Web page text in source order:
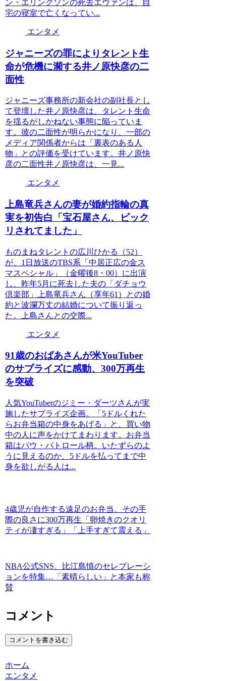
ン・エリングソンの死去エヴァンは、自
宅の寝室で亡くなってい...
エンタメ
ジャニーズの罪によりタレント生
命が危機に瀕する井ノ原快彦の二
面性
ジャニーズ事務所の新会社の副社長とし
て登壇した井ノ原快彦は、タレント生命
を揺るがしかねない事態に陥っていま
す。彼の二面性が明らかになり、一部の
メディア関係者からは「裏表のある人
物」との評価を受けています。井ノ原快
彦の二面性井ノ原快彦は、一見...
エンタメ
上島竜兵さんの妻が婚約指輪の真
実を初告白「宝石屋さん、ビック
リされてました」
ものまねタレントの広川ひかる（52）
が、1日放送のTBS系「中居正広の金ス
マスペシャル」（金曜後8・00）に出演
し、昨年5月に死去した夫の「ダチョウ
倶楽部」上島竜兵さん（享年61）との婚
約と波瀾万丈の結婚について振り返っ
た。上島さんとの交際...
エンタメ
91歳のおばあさんが米YouTuber
のサプライズに感動、300万再生
を突破
人気YouTuberのジミー・ダーツさんが実
施したサプライズ企画。「5ドルくれた
らお弁当箱の中身をあげる」と、買い物
中の人に声をかけてまわります。お弁当
箱はパウ・パトロール柄。いたずらのよ
うに見えるのか、5ドルを払ってまで中
身を欲しがる人は...
4歳児が自作する遠足のお弁当、その手
際の良さに300万再生「卵焼きのクオリ
ティが凄すぎる」「上手すぎて震える」
NBA公式SNS、比江島慎のセレブレーシ
ョンを特集…「素晴らしい」と本家も称
賛
コメント
コメントを書き込む
ホーム
エンタメ